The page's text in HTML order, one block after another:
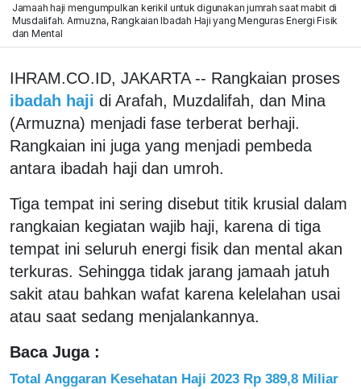
Jamaah haji mengumpulkan kerikil untuk digunakan jumrah saat mabit di
Musdalifah. Armuzna, Rangkaian Ibadah Haji yang Menguras Energi Fisik
dan Mental
IHRAM.CO.ID, JAKARTA -- Rangkaian proses
ibadah haji di Arafah, Muzdalifah, dan Mina
(Armuzna) menjadi fase terberat berhaji.
Rangkaian ini juga yang menjadi pembeda
antara ibadah haji dan umroh.
Tiga tempat ini sering disebut titik krusial dalam
rangkaian kegiatan wajib haji, karena di tiga
tempat ini seluruh energi fisik dan mental akan
terkuras. Sehingga tidak jarang jamaah jatuh
sakit atau bahkan wafat karena kelelahan usai
atau saat sedang menjalankannya.
Baca Juga :
Total Anggaran Kesehatan Haji 2023 Rp 389,8 Miliar